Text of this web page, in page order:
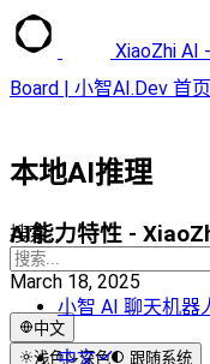
XiaoZhi AI
Board | 小智AI.Dev 首页
搜索...
小智 AI 聊天机器
本地AI推理
AI能力特性 -
March 18, 2025
中文
中文
浅色 深色 跟随系统